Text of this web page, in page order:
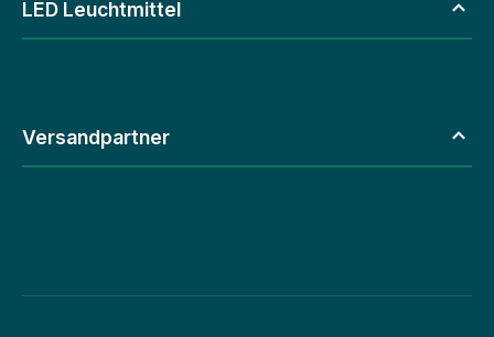
LED Leuchtmittel
Versandpartner